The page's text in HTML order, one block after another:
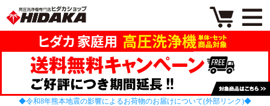
◆令和8年熊本地震の影響によるお荷物のお届けについて(外部リンク)◆